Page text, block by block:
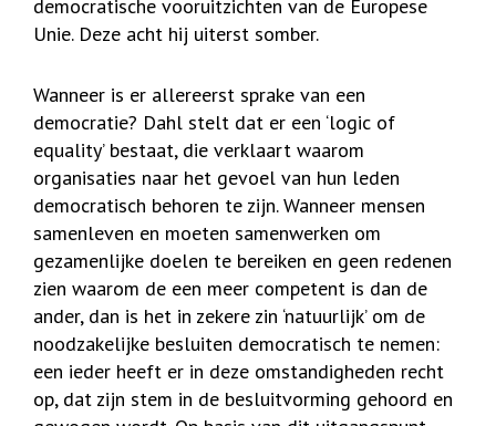
democratische vooruitzichten van de Europese
Unie. Deze acht hij uiterst somber.
Wanneer is er allereerst sprake van een
democratie? Dahl stelt dat er een ‘logic of
equality’ bestaat, die verklaart waarom
organisaties naar het gevoel van hun leden
democratisch behoren te zijn. Wanneer mensen
samenleven en moeten samenwerken om
gezamenlijke doelen te bereiken en geen redenen
zien waarom de een meer competent is dan de
ander, dan is het in zekere zin ‘natuurlijk’ om de
noodzakelijke besluiten democratisch te nemen:
een ieder heeft er in deze omstandigheden recht
op, dat zijn stem in de besluitvorming gehoord en